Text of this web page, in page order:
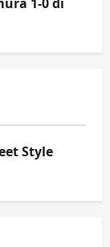
Style